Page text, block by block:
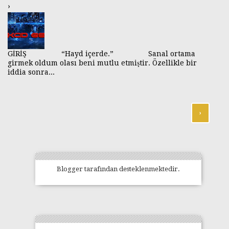
›
GİRİŞ “Hayd içerde.” Sanal ortama
girmek oldum olası beni mutlu etmiştir. Özellikle bir
iddia sonra...
›
Bloggertarafından desteklenmektedir.